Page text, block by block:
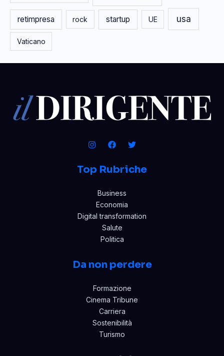
retimpresa rock startup UE usa
Vaticano
Top Rubriche
Business
Economia
Digital transformation
Salute
Politica
Da non perdere
Formazione
Cinema Tribune
Carriera
Sostenibilità
Turismo